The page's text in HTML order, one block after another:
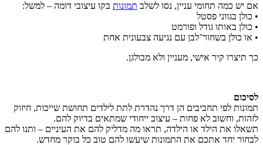
אם יש כמה תחומי עניין, נסו לשלב תמונות בקו עיצובי דומה – למשל:
• כולן בגווני פסטל
• כולן באותו גודל ופורמט
• או כולן בשחור־לבן עם נגיעה צבעונית אחת
כך תיצרו קיר אישי, מעניין ולא מבולגן.
לסיכום
תמונות לפי תחביבים הן דרך נהדרת לתת לילדים תחושת שייכות, חיזוק
לזהות, וחשוב לא פחות – עיצוב ייחודי שמתאים בדיוק להם.
תשאלו את הילד או הילדה, תראו מה מדליק להם את העיניים – ותנו להם
לבחור יחד אתכם את התמונות שיעשו להם טוב כל בוקר מחדש.